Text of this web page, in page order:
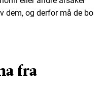
dem, og derfor må de bo
fra